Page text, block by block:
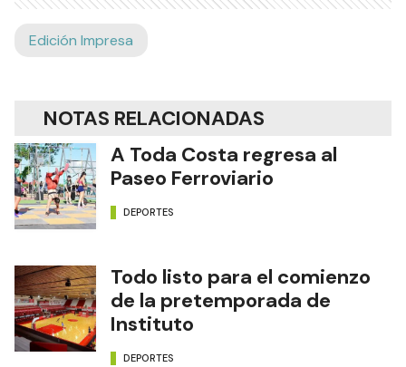
Edición Impresa
NOTAS RELACIONADAS
A Toda Costa regresa al
Paseo Ferroviario
DEPORTES
Todo listo para el comienzo
de la pretemporada de
Instituto
DEPORTES